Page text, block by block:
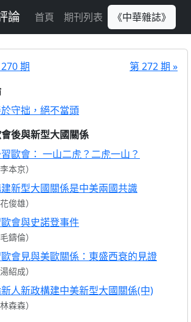
論 首頁 期刊列表 《中華雜誌》
期
第 272 期 »
守拙，絕不當頭
後與新型大國關係
歐會： 一山二虎？二虎一山？
李本京）
新型大國關係是中美兩國共識
花俊雄）
會與史諾登事件
毛鑄倫）
會見與美歐關係：東盛西衰的見證
湯紹成）
人新政構建中美新型大國關係(中)
林森森）